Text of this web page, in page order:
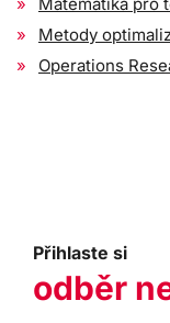
Metody
Operations
Přihlaste si
odběr